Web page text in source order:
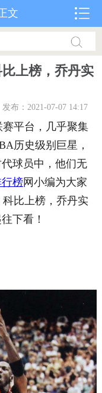
文
上榜，乔丹实
布：2021-07-07 14:17
平台，几乎聚集
历史级别巨星，
球员中，他们无
榜网小编为大家
比上榜，乔丹实
下看！